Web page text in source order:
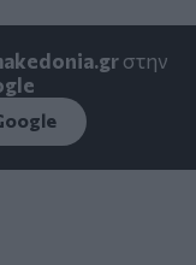
στην